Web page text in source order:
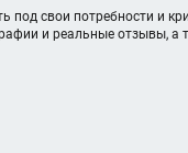
под свои потребности и
и реальные отзывы,